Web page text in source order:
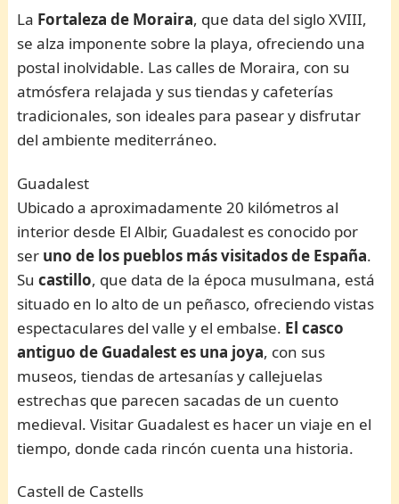
La Fortaleza de Moraira, que data del siglo XVIII,
se alza imponente sobre la playa, ofreciendo una
postal inolvidable. Las calles de Moraira, con su
atmósfera relajada y sus tiendas y cafeterías
tradicionales, son ideales para pasear y disfrutar
del ambiente mediterráneo.
Guadalest
Ubicado a aproximadamente 20 kilómetros al
interior desde El Albir, Guadalest es conocido por
ser uno de los pueblos más visitados de España.
Sucastillo, que data de la época musulmana, está
situado en lo alto de un peñasco, ofreciendo vistas
espectaculares del valle y el embalse. El casco
antiguo de Guadalest es una joya, con sus
museos, tiendas de artesanías y callejuelas
estrechas que parecen sacadas de un cuento
medieval. Visitar Guadalest es hacer un viaje en el
tiempo, donde cada rincón cuenta una historia.
Castell de Castells